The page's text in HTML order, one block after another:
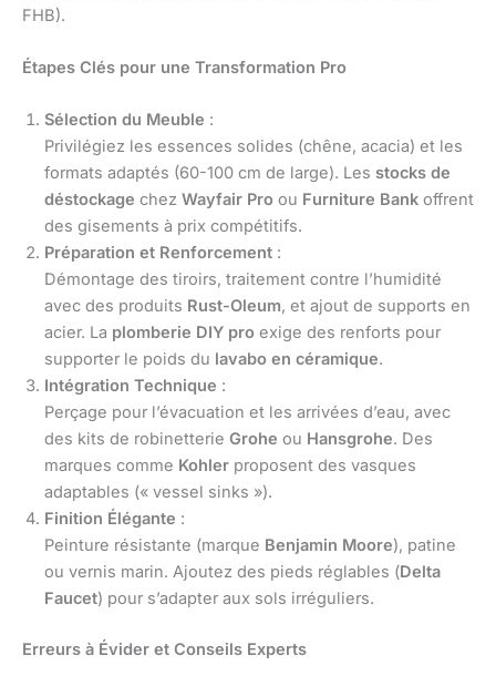
FHB).
Étapes Clés pour une Transformation Pro
Sélection du Meuble :
Privilégiez les essences solides (chêne, acacia) et les
formats adaptés (60-100 cm de large). Les stocks de
déstockage chez Wayfair Pro ou Furniture Bank offrent
des gisements à prix compétitifs.
Préparation et Renforcement :
Démontage des tiroirs, traitement contre l’humidité
avec des produits Rust-Oleum, et ajout de supports en
acier. La plomberie DIY pro exige des renforts pour
supporter le poids du lavabo en céramique.
Intégration Technique :
Perçage pour l’évacuation et les arrivées d’eau, avec
des kits de robinetterie Grohe ou Hansgrohe. Des
marques comme Kohler proposent des vasques
adaptables (« vessel sinks »).
Finition Élégante :
Peinture résistante (marque Benjamin Moore), patine
ou vernis marin. Ajoutez des pieds réglables (Delta
Faucet) pour s’adapter aux sols irréguliers.
Erreurs à Évider et Conseils Experts